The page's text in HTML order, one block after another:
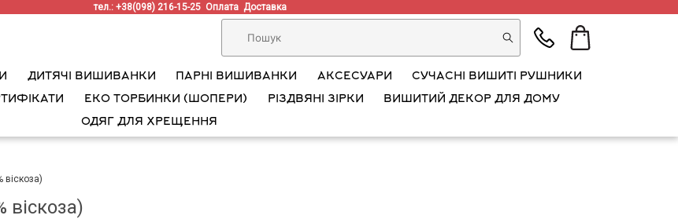
тел.: +38(098) 216-15-25 Оплата Доставка
ДИТЯЧІ ВИШИВАНКИ ПАРНІ ВИШИВАНКИ АКСЕСУАРИ
СУЧАСНІ ВИШИТІ РУШНИКИ
ЕКО ТОРБИНКИ (ШОПЕРИ) РІЗДВЯНІ ЗІРКИ
ВИШИТИЙ ДЕКОР ДЛЯ ДОМУ
ОДЯГ ДЛЯ ХРЕЩЕННЯ
віскоза)
віскоза)